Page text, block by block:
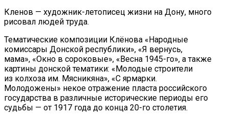
Кленов — художник-летописец жизни на Дону, много
рисовал людей труда.
Тематические композиции Клёнова «Народные
комиссары Донской республики», «Я вернусь,
мама», «Окно в сороковые», «Весна 1945-го», а также
картины донской тематики: «Молодые строители
из колхоза им. Мясникяна», «С ярмарки.
Молодожены» некое отражение пласта российского
государства в различные исторические периоды его
судьбы — от 1917 года до конца 20-го столетия.